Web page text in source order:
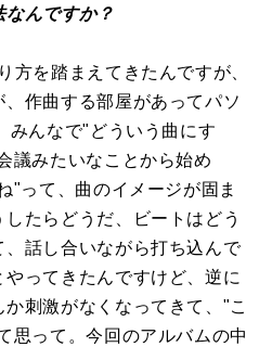
なんですか？
方を踏まえてきたんですが、
作曲する部屋があってパソ
みんなで"どういう曲にす
議みたいなことから始め
"って、曲のイメージが固ま
たらどうだ、ビートはどう
話し合いながら打ち込んで
ってきたんですけど、逆に
刺激がなくなってきて、"こ
思って。今回のアルバムの中